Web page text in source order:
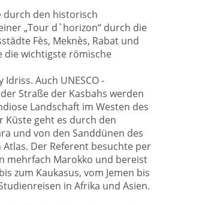
durch den historisch
„Tour d`horizon“ durch die
Fès, Meknès, Rabat und
die wichtigste römische
Auch UNESCO -
Straße der Kasbahs werden
Landschaft im Westen des
Küste geht es durch den
und von den Sanddünen des
Der Referent besuchte per
mehrfach Marokko und bereist
zum Kaukasus, vom Jemen bis
in Afrika und Asien.